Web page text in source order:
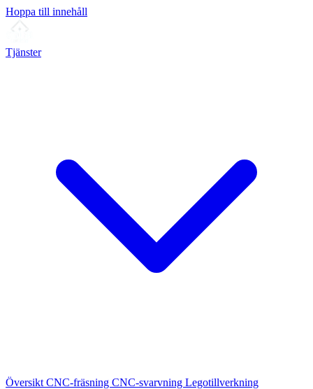
Hoppa till innehåll
Tjänster
Översikt CNC-fräsning CNC-svarvning Legotillverkning